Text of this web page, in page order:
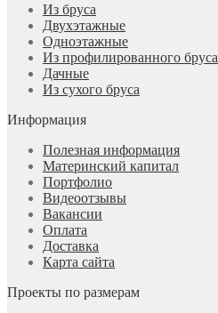
Из бруса
Двухэтажные
Одноэтажные
Из профилированного бруса
Дачные
Из сухого бруса
Информация
Полезная информация
Материнский капитал
Портфолио
Видеоотзывы
Вакансии
Оплата
Доставка
Карта сайта
Проекты по размерам